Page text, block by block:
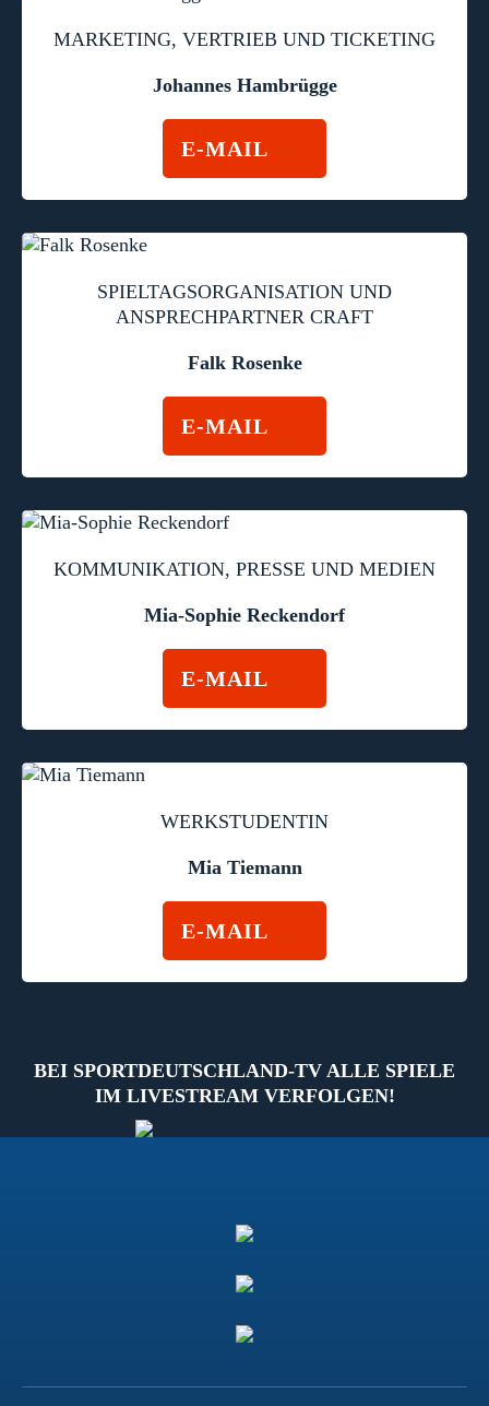
MARKETING, VERTRIEB UND TICKETING
Johannes Hambrügge
E-MAIL
SPIELTAGSORGANISATION UND
ANSPRECHPARTNER CRAFT
Falk Rosenke
E-MAIL
KOMMUNIKATION, PRESSE UND MEDIEN
Mia-Sophie Reckendorf
E-MAIL
WERKSTUDENTIN
Mia Tiemann
E-MAIL
BEI SPORTDEUTSCHLAND-TV ALLE SPIELE
IM LIVESTREAM VERFOLGEN!